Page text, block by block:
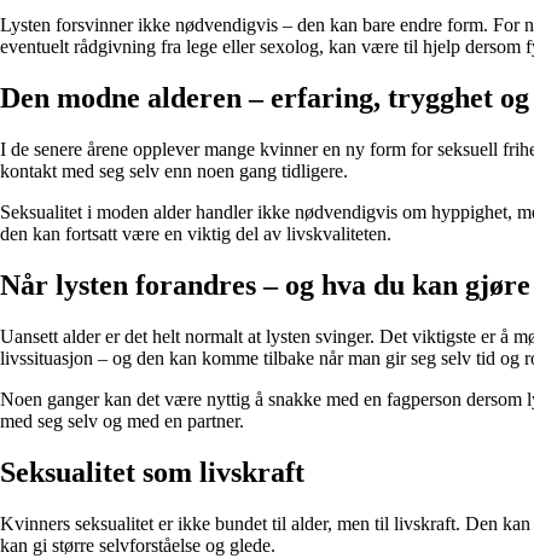
Lysten forsvinner ikke nødvendigvis – den kan bare endre form. For
eventuelt rådgivning fra lege eller sexolog, kan være til hjelp dersom
Den modne alderen – erfaring, trygghet
I de senere årene opplever mange kvinner en ny form for seksuell
kontakt med seg selv enn noen gang tidligere.
Seksualitet i moden alder handler ikke nødvendigvis om hyppighet,
den kan fortsatt være en viktig del av livskvaliteten.
Når lysten forandres – og hva du kan gjøre
Uansett alder er det helt normalt at lysten svinger. Det viktigste er å
livssituasjon – og den kan komme tilbake når man gir seg selv tid og
Noen ganger kan det være nyttig å snakke med en fagperson
med seg selv og med en partner.
Seksualitet som livskraft
Kvinners seksualitet er ikke bundet til alder, men til livskraft. Den
kan gi større selvforståelse og glede.